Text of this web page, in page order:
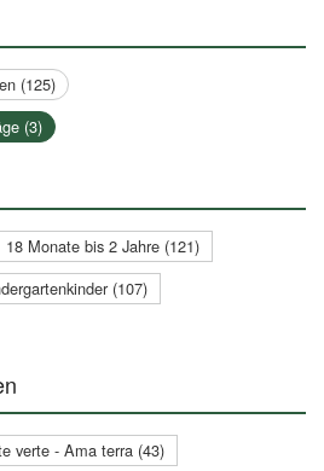
(125)
(3)
18 Monate bis 2 Jahre (121)
(107)
verte - Ama terra (43)